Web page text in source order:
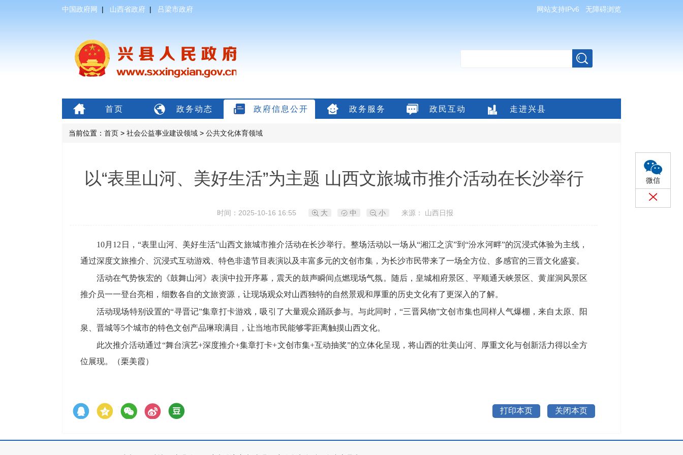
微信
中国政府网 | 山西省政府 | 吕梁市政府 无障碍浏览
网站支持IPv6
首页 政务动态 政府信息公开 政务服务 政民互动 走进兴县
当前位置： 首页 > 社会公益事业建设领域 > 公共文化体育领域
以“表里山河、美好生活”为主题 山西文旅城市推介活动在长沙举行
时间：2025-10-16 16:55 大 中 小 来源： 山西日报
10月12日，“表里山河、美好生活”山西文旅城市推介活动在长沙举行。整场活动以一场从“湘江之滨”到“汾水河畔”的沉浸式体验为主线，
通过深度文旅推介、沉浸式互动游戏、特色非遗节目表演以及丰富多元的文创市集，为长沙市民带来了一场全方位、多感官的三晋文化盛宴。
活动在气势恢宏的《鼓舞山河》表演中拉开序幕，震天的鼓声瞬间点燃现场气氛。随后，皇城相府景区、平顺通天峡景区、黄崖洞风景区
推介员一一登台亮相，细数各自的文旅资源，让现场观众对山西独特的自然景观和厚重的历史文化有了更深入的了解。
活动现场特别设置的“寻晋记”集章打卡游戏，吸引了大量观众踊跃参与。与此同时，“三晋风物”文创市集也同样人气爆棚，来自太原、阳
泉、晋城等5个城市的特色文创产品琳琅满目，让当地市民能够零距离触摸山西文化。
此次推介活动通过“舞台演艺+深度推介+集章打卡+文创市集+互动抽奖”的立体化呈现，将山西的壮美山河、厚重文化与创新活力得以全方
位展现。（栗美霞）
打印本页 关闭本页